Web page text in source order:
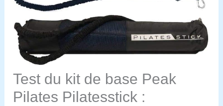
Test du kit de base Peak
Pilates Pilatesstick :